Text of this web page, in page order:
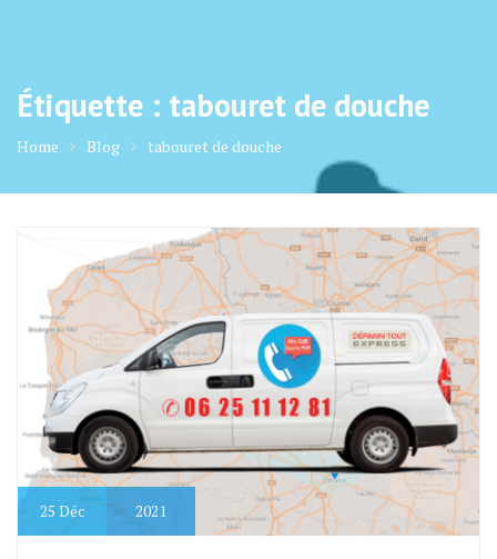
Étiquette : tabouret de douche
Home Blog tabouret de douche
25 Déc 2021